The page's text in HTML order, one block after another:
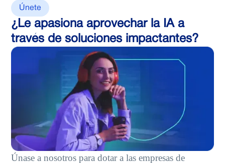
Únete
¿Le apasiona aprovechar la IA a
través de soluciones impactantes?
Únase a nosotros para dotar a las empresas de